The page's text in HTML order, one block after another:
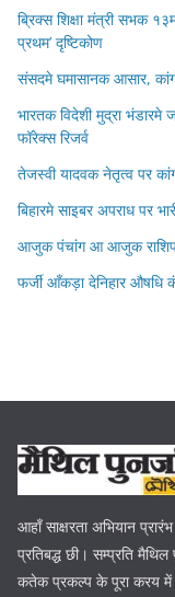
ब्रिक्स शिक्षा मंत्री सभक
प्रथम’ दृष्टिकोण
संसदमे घमासानक आसार,
भारतक विदेशी मुद्रा
फॉरेक्स रिजर्व
तेजस्वी यादवक नेतृत्व पर
बिहारमे साइबर अपराध पर
आजुक पंचांग आ आजुक
फर्जी आँकड़ा देनिहार औषधि
आहाँ साक्षरता अभियान
प्रतिबद्ध छी। सम्प्रति
कतेक प्रकल्प के पूरा करय में